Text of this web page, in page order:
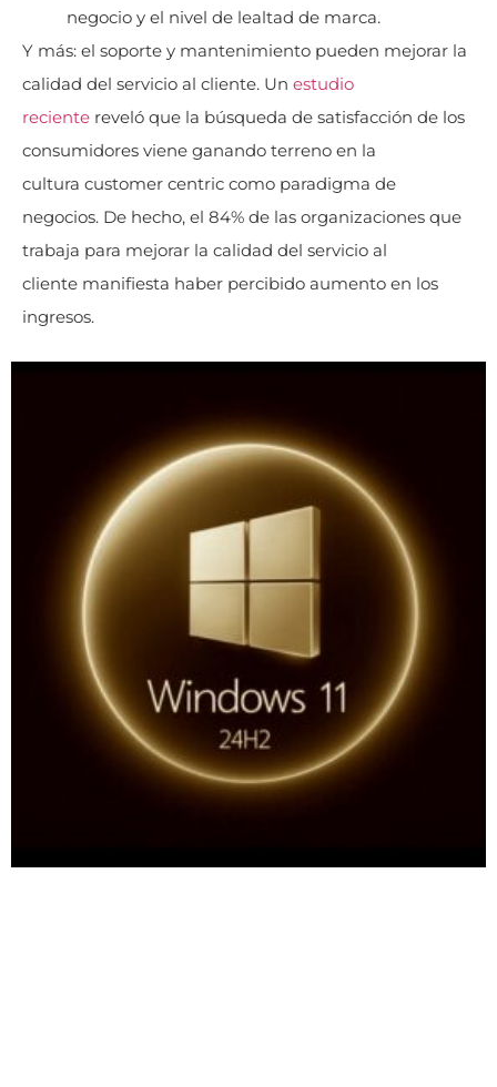
negocio y el nivel de lealtad de marca.
Y más: el soporte y mantenimiento pueden mejorar la
calidad del servicio al cliente. Un estudio
reciente reveló que la búsqueda de satisfacción de los
consumidores viene ganando terreno en la
cultura customer centric como paradigma de
negocios. De hecho, el 84% de las organizaciones que
trabaja para mejorar la calidad del servicio al
cliente manifiesta haber percibido aumento en los
ingresos.